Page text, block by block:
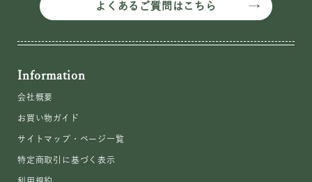
よくあるご質問はこちら
Information
会社概要
お買い物ガイド
サイトマップ・ページ一覧
特定商取引に基づく表示